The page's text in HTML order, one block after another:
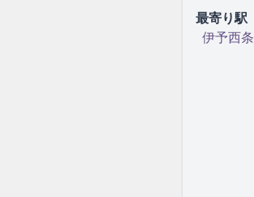
最寄り駅
伊予西条